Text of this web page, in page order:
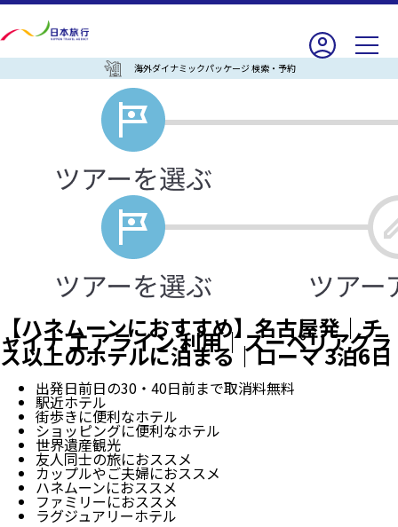
海外ダイナミックパッケージ 検索・予約
【ハネムーンにおすすめ】名古屋発｜チ
ャイナ エアライン 利用｜スーペリアクラ
ス以上のホテルに泊まる｜ローマ 3泊6日
出発日前日の30・40日前まで取消料無料
駅近ホテル
街歩きに便利なホテル
ショッピングに便利なホテル
世界遺産観光
友人同士の旅におススメ
カップルやご夫婦におススメ
ハネムーンにおススメ
ファミリーにおススメ
ラグジュアリーホテル